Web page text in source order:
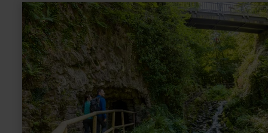
mehr
erfahren
zu:
Heimatspur
Ritter-
Räuber-
Römer